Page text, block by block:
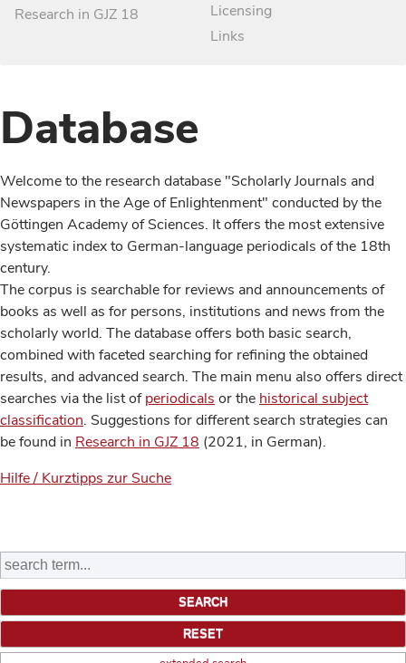
Research in GJZ 18
Licensing
Links
Database
Welcome to the research database "Scholarly Journals and
Newspapers in the Age of Enlightenment" conducted by the
Göttingen Academy of Sciences. It offers the most extensive
systematic index to German-language periodicals of the 18th
century.
The corpus is searchable for reviews and announcements of
books as well as for persons, institutions and news from the
scholarly world. The database offers both basic search,
combined with faceted searching for refining the obtained
results, and advanced search. The main menu also offers direct
searches via the list ofperiodicals or the historical subject
classification. Suggestions for different search strategies can
be found in Research in GJZ 18 (2021, in German).
Hilfe / Kurztipps zur Suche